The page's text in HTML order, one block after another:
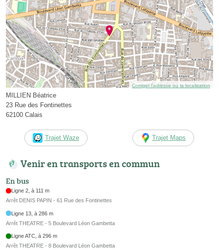
Corriger l’adresse ou la localisation
MILLIEN Béatrice
23 Rue des Fontinettes
62100 Calais
Trajet Waze Trajet Maps
Venir en transports en commun
En bus
Ligne 2, à 111 m
Arrêt DENIS PAPIN - 61 Rue des Fontinettes
Ligne 13, à 286 m
Arrêt THEATRE - 5 Boulevard Léon Gambetta
Ligne ATC, à 296 m
Arrêt THEATRE - 8 Boulevard Léon Gambetta